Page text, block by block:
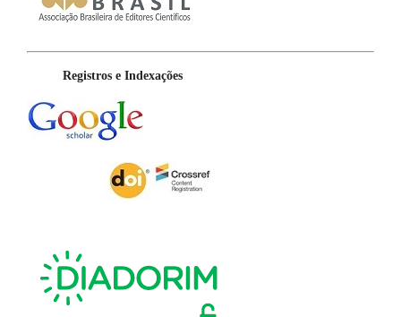
Registros e Indexações